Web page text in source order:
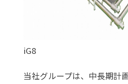
iG8
当社グループは、中長期計